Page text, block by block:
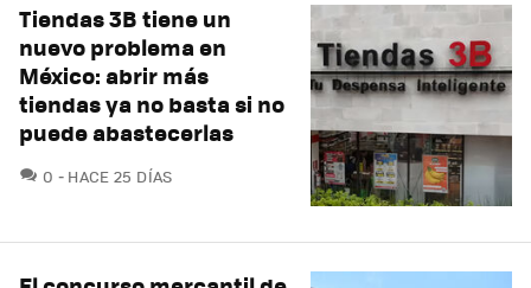
Tiendas 3B tiene un
nuevo problema en
México: abrir más
tiendas ya no basta si no
puede abastecerlas
0 COMENTARIOS
HACE 25 DÍAS